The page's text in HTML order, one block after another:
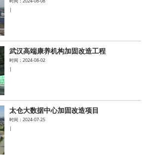
|
武汉高端康养机构加固改造工程
时间：2024-08-02
|
太仓大数据中心加固改造项目
时间：2024-07-25
|